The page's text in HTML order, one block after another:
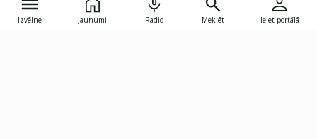
Izvēlne Jaunumi Radio Meklēt Ieiet portālā